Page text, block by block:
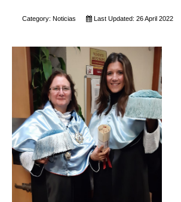
Category: Noticias Last Updated: 26 April 2022